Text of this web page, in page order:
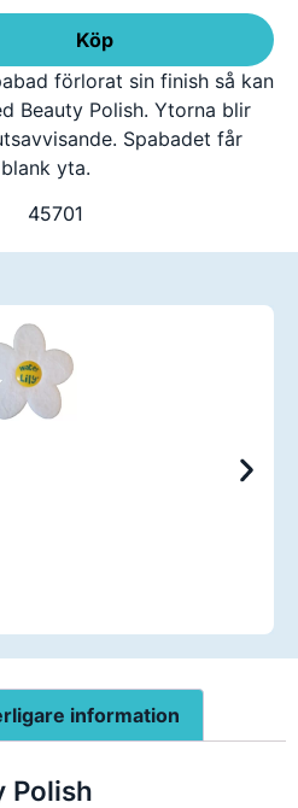
Köp
förlorat sin finish så kan
Beauty Polish. Ytorna blir
Spabadet får
yta.
45701
information
Polish